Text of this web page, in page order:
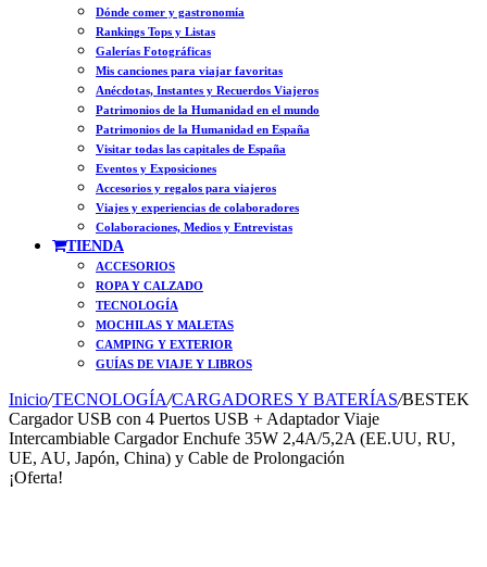
Dónde comer y gastronomía
Rankings Tops y Listas
Galerías Fotográficas
Mis canciones para viajar favoritas
Anécdotas, Instantes y Recuerdos Viajeros
Patrimonios de la Humanidad en el mundo
Patrimonios de la Humanidad en España
Visitar todas las capitales de España
Eventos y Exposiciones
Accesorios y regalos para viajeros
Viajes y experiencias de colaboradores
Colaboraciones, Medios y Entrevistas
TIENDA
ACCESORIOS
ROPA Y CALZADO
TECNOLOGÍA
MOCHILAS Y MALETAS
CAMPING Y EXTERIOR
GUÍAS DE VIAJE Y LIBROS
Inicio/TECNOLOGÍA/CARGADORES Y BATERÍAS/BESTEK
Cargador USB con 4 Puertos USB + Adaptador Viaje
Intercambiable Cargador Enchufe 35W 2,4A/5,2A (EE.UU, RU,
UE, AU, Japón, China) y Cable de Prolongación
¡Oferta!